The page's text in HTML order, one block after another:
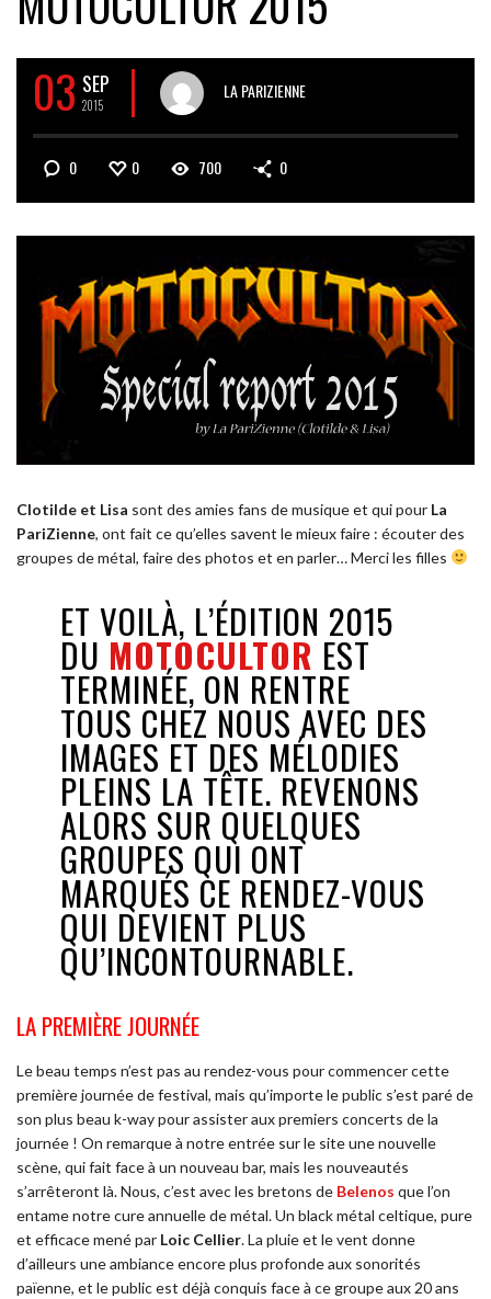
03 SEP
2015
LA PARIZIENNE
0 0 700 0
Clotilde et Lisa sont des amies fans de musique et qui pour La
PariZienne, ont fait ce qu’elles savent le mieux faire : écouter des
groupes de métal, faire des photos et en parler… Merci les filles
ET VOILÀ, L’ÉDITION 2015
DU MOTOCULTOR EST
TERMINÉE, ON RENTRE
TOUS CHEZ NOUS AVEC DES
IMAGES ET DES MÉLODIES
PLEINS LA TÊTE. REVENONS
ALORS SUR QUELQUES
GROUPES QUI ONT
MARQUÉS CE RENDEZ-VOUS
QUI DEVIENT PLUS
QU’INCONTOURNABLE.
LA PREMIÈRE JOURNÉE
Le beau temps n’est pas au rendez-vous pour commencer cette
première journée de festival, mais qu’importe le public s’est paré de
son plus beau k-way pour assister aux premiers concerts de la
journée ! On remarque à notre entrée sur le site une nouvelle
scène, qui fait face à un nouveau bar, mais les nouveautés
s’arrêteront là. Nous, c’est avec les bretons de Belenos que l’on
entame notre cure annuelle de métal. Un black métal celtique, pure
et efficace mené par Loic Cellier. La pluie et le vent donne
d’ailleurs une ambiance encore plus profonde aux sonorités
païenne, et le public est déjà conquis face à ce groupe aux 20 ans